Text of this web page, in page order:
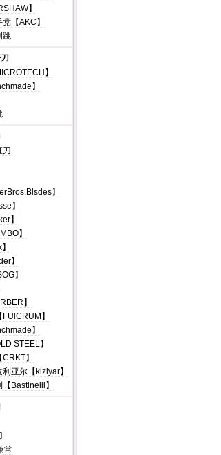
】
【AKC】
跳
】
】
刀
】
】
】
】
】
】
】
】
】
STEEL】
】
亚尔【kizlyar】
Bastinelli】
常